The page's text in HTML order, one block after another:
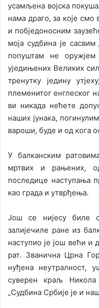
усамљена војска
нама драго, за које
и побједоносним
моја судбина је
попуштам не
уједињених Великих
тренутку једину
племенитог енглеског
ви никада нећете
наших јунака,
вароши, буде и од кога
У балканским
мртвих и рањених,
последице наступања
као града и утврђења.
Још се нијесу биле
залијечиле ране из
наступио је још већи и
рат. Званична Црна
нуђена неутралност,
суверен краљ Никола
„Судбина Србије је и